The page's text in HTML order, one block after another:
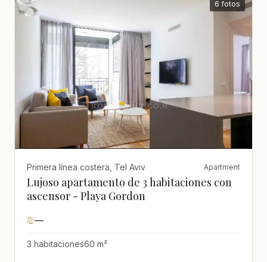
6 fotos
Primera línea costera, Tel Aviv Apartment
Lujoso apartamento de 3 habitaciones con
ascensor - Playa Gordon
₪—
3 habitaciones60 m²